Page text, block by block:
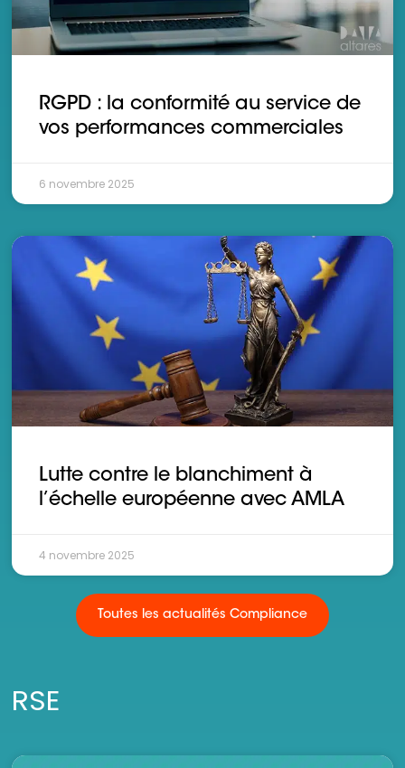
RGPD : la conformité au service de
vos performances commerciales
6 novembre 2025
Lutte contre le blanchiment à
l’échelle européenne avec AMLA
4 novembre 2025
Toutes les actualités Compliance
RSE